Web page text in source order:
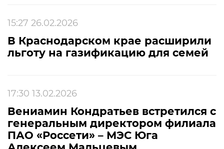
15:27 26.02.2026
В Краснодарском крае расширили
льготу на газификацию для семей
17:30 13.02.2026
Вениамин Кондратьев встретился с
генеральным директором филиала
ПАО «Россети» – МЭС Юга